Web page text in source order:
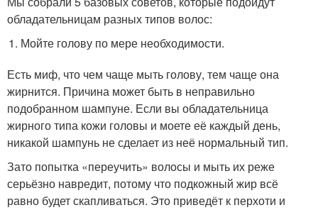
обладательницам разных типов волос:
Мойте голову по мере необходимости.
Есть миф, что чем чаще мыть голову, тем чаще она
жирнится. Причина может быть в неправильно
подобранном шампуне. Если вы обладательница
жирного типа кожи головы и моете её каждый день,
никакой шампунь не сделает из неё нормальный тип.
Зато попытка «переучить» волосы и мыть их реже
серьёзно навредит, потому что подкожный жир всё
равно будет скапливаться. Это приведёт к перхоти и